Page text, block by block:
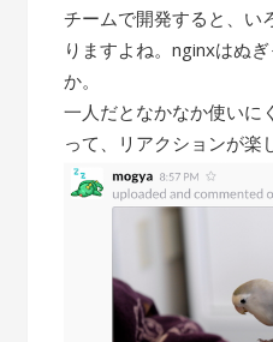
チームで開発すると、い
りますよね。nginxはぬ
か。
一人だとなかなか使いに
って、リアクションが楽